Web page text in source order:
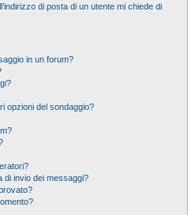
di posta di un utente mi chiede di
in un forum?
opzioni del sondaggio?
di invio dei messaggi?